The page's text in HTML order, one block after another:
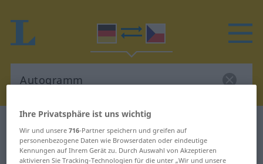
Deutsch-Tschechisch Übersetzung
Ihre Privatsphäre ist uns wichtig
Wir und unsere716-Partner speichern und greifen auf
personenbezogene Daten wie Browserdaten oder eindeutige
Kennungen auf Ihrem Gerät zu. Durch Auswahl von Akzeptieren
aktivieren Sie Tracking-Technologien für die unter „Wir und unsere